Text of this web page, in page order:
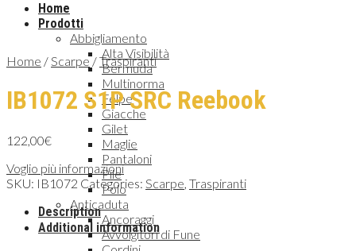
Home
Prodotti
Abbigliamento
Alta Visibilità
Bermuda
Multinorma
Felpe
Giacche
Gilet
Maglie
Pantaloni
Pile
Polo
Anticaduta
Ancoraggi
Avvolgitori di Fune
Home /Scarpe /Traspiranti
IB1072 S1P SRC Reebook
122,00€
Voglio più informazioni
SKU: IB1072 Categories: Scarpe, Traspiranti
Description
Additional information